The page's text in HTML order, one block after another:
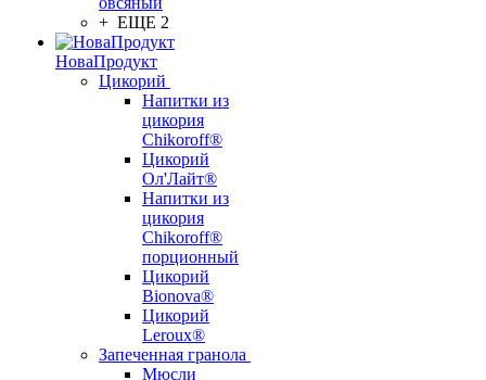
+ ЕЩЕ 2
НоваПродукт
Цикорий
Напитки из
цикория
Chikoroff®
Цикорий
Ол'Лайт®
Напитки из
цикория
Chikoroff®
порционный
Цикорий
Bionova®
Цикорий
Leroux®
Запеченная гранола
Мюсли